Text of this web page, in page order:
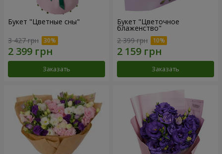
Букет "Цветные сны"
3 427 грн
Заказать
Букет "Цветочное
блаженство"
2 399 грн
Заказать